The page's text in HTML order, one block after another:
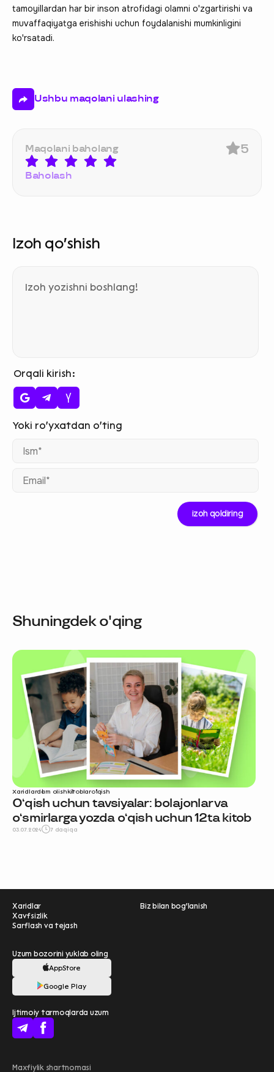
tamoyillardan har bir inson atrofidagi olamni o'zgartirishi va
muvaffaqiyatga erishishi uchun foydalanishi mumkinligini
ko'rsatadi.
Ushbu maqolani ulashing
Maqolani baholang
Baholash
5
Izoh qo‘shish
Orqali kirish
Shuningdek o'qing
Xaridlardam olishkitoblaro‘qish
O‘qish uchun tavsiyalar: bolajonlar va
o‘smirlarga yozda o‘qish uchun 12ta kitob
03.07.2024 7 daqiqa
Xaridlar
Xavfsizlik
Sarflash va tejash
Biz bilan bog'lanish
Uzum bozorini yuklab oling
AppStore
Google Play
Maxfiylik shartnomasi
Ijtimoiy tarmoqlarda uzum
Uzum Bank bilan
Ravnaqimizga hissa
qo'shing — so‘rovnomada
qatnashing ❤️
boshlash